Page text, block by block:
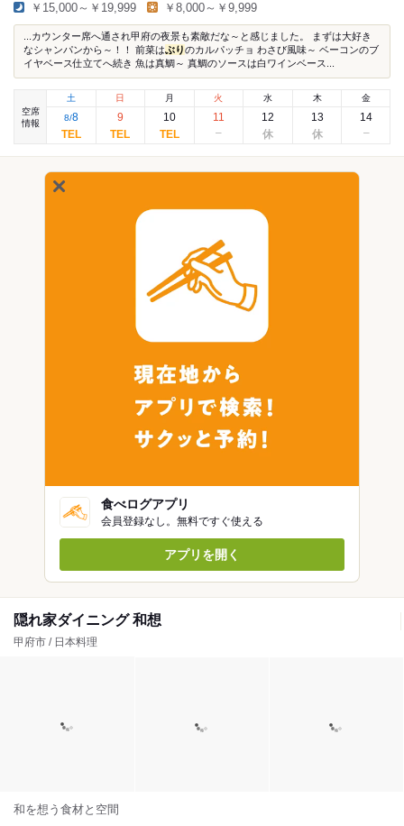
￥15,000～￥19,999 ￥8,000～￥9,999
...カウンター席へ通され甲府の夜景も素敵だな～と感じました。 まずは大好き
なシャンパンから～！！ 前菜はぶりのカルパッチョ わさび風味～ ベーコンのブ
イヤベース仕立てへ続き 魚は真鯛～ 真鯛のソースは白ワインベース...
空席
情報
土
8/8
日
9
月
10
火
11
水
12
木
13
金
14
食べログアプリ
会員登録なし。無料ですぐ使える
アプリを開く
隠れ家ダイニング 和想
甲府市 / 日本料理
和を想う食材と空間